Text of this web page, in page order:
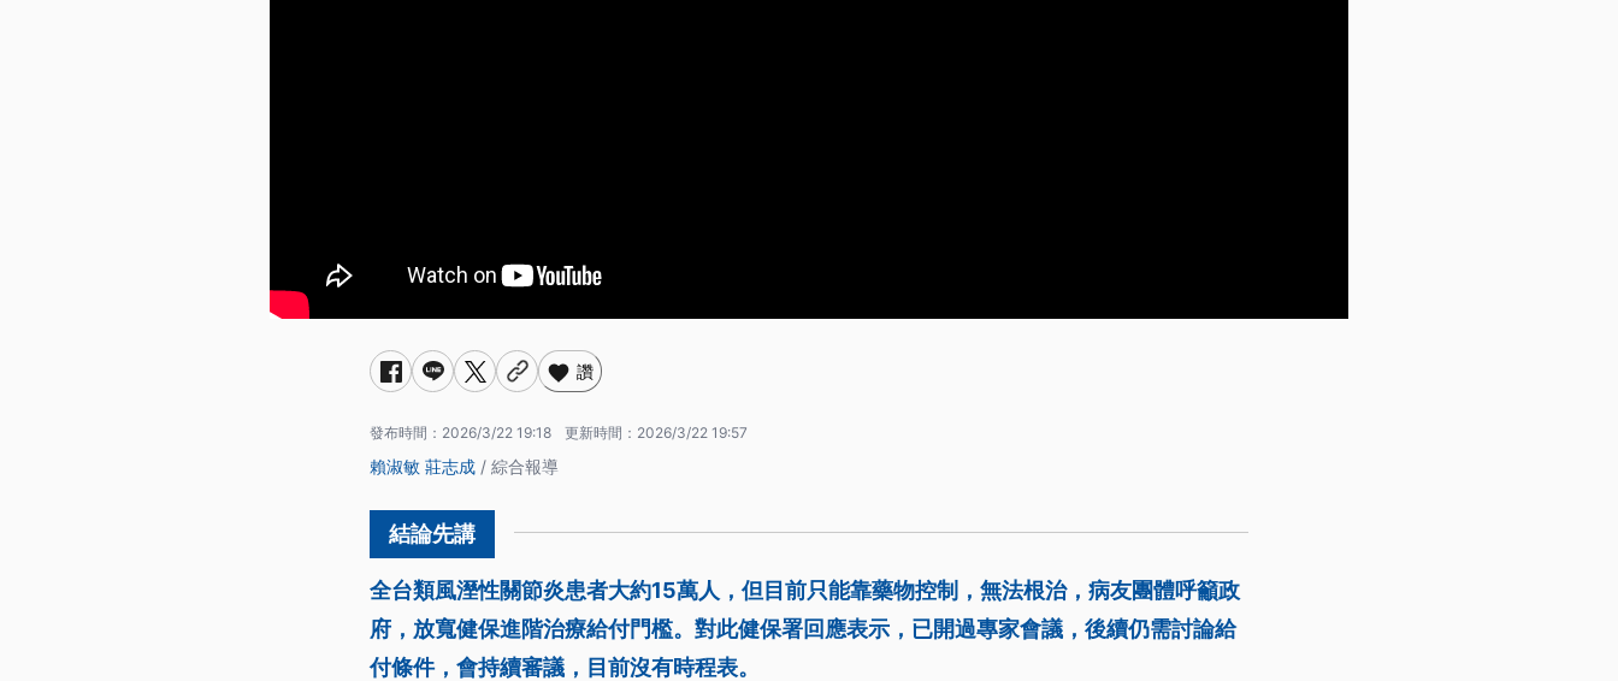
讚
發布時間： 2026/3/22 19:18 更新時間： 2026/3/22 19:57
賴淑敏 莊志成 / 綜合報導
全台類風溼性關節炎患者大約15萬人，但目前只能靠藥物控制，無法根治，病友團體呼籲政
府，放寬健保進階治療給付門檻。對此健保署回應表示，已開過專家會議，後續仍需討論給
付條件，會持續審議，目前沒有時程表。